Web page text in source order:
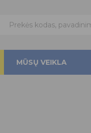
MŪSŲ VEIKLA